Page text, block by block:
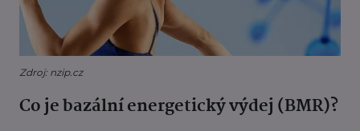
Zdroj: nzip.cz
Co je bazální energetický výdej (BMR)?